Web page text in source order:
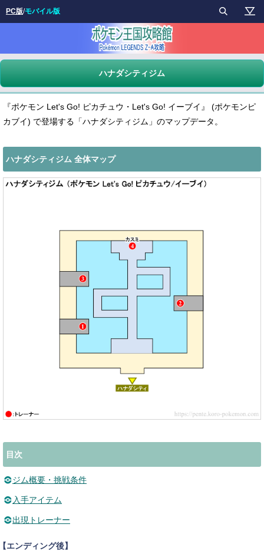
ハナダシティジム
『ポケモン Let's Go! ピカチュウ・Let's Go! イーブイ』 (ポケモンピ
カブイ) で登場する「ハナダシティジム」のマップデータ。
ハナダシティジム 全体マップ
目次
ジム概要・挑戦条件
入手アイテム
出現トレーナー
エンディング後】
PC版/モバイル版